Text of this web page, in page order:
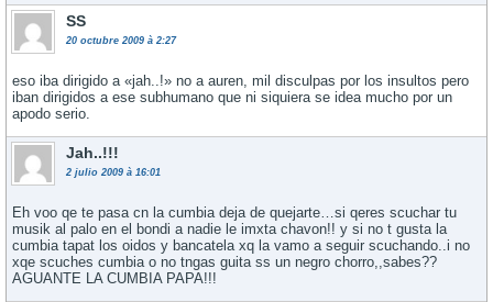
SS
20 octubre 2009 à 2:27
eso iba dirigido a «jah..!» no a auren, mil disculpas por los insultos pero
iban dirigidos a ese subhumano que ni siquiera se idea mucho por un
apodo serio.
Jah..!!!
2 julio 2009 à 16:01
Eh voo qe te pasa cn la cumbia deja de quejarte…si qeres scuchar tu
musik al palo en el bondi a nadie le imxta chavon!! y si no t gusta la
cumbia tapat los oidos y bancatela xq la vamo a seguir scuchando..i no
xqe scuches cumbia o no tngas guita ss un negro chorro,,sabes??
AGUANTE LA CUMBIA PAPA!!!